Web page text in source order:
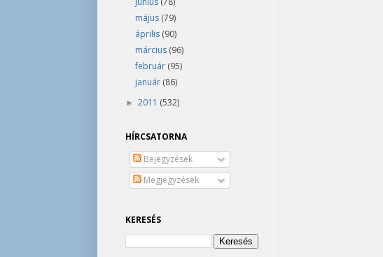
május (79)
április (90)
március (96)
február (95)
január (86)
► 2011 (532)
HÍRCSATORNA
Bejegyzések
Megjegyzések
KERESÉS